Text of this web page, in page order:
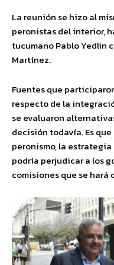
La reunión se hizo al
peronistas del interior,
tucumano Pablo Yedlin
Martínez.
Fuentes que
respecto de la
se evaluaron
decisión todavía. Es
peronismo, la
podría perjudicar a los
comisiones que se